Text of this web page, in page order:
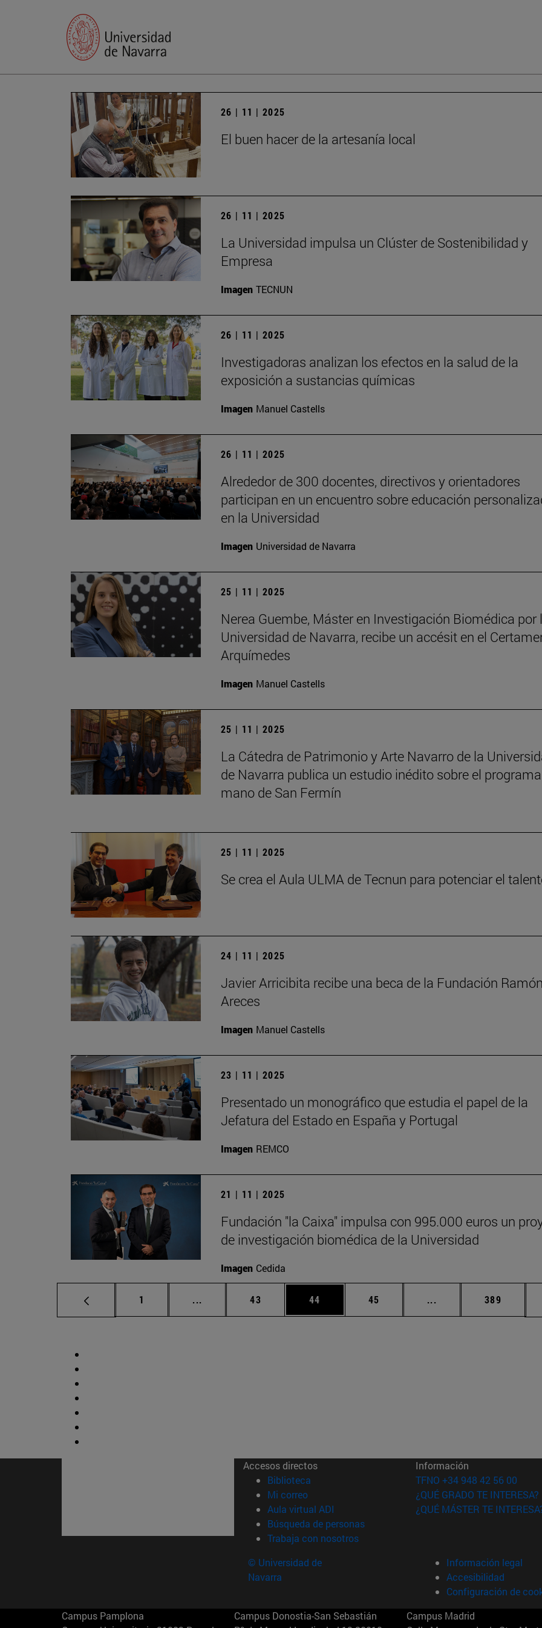
26 | 11 | 2025
El buen hacer de la artesanía local
26 | 11 | 2025
La Universidad impulsa un Clúster de Sostenibilidad y
Empresa
Imagen TECNUN
26 | 11 | 2025
Investigadoras analizan los efectos en la salud de la
exposición a sustancias químicas
Imagen Manuel Castells
26 | 11 | 2025
Alrededor de 300 docentes, directivos y orientadores
participan en un encuentro sobre educación
en la Universidad
Imagen Universidad de Navarra
25 | 11 | 2025
Nerea Guembe, Máster en Investigación Biomédica por
Universidad de Navarra, recibe un accésit en el
Arquímedes
Imagen Manuel Castells
25 | 11 | 2025
La Cátedra de Patrimonio y Arte Navarro de la
de Navarra publica un estudio inédito sobre el
mano de San Fermín
25 | 11 | 2025
Se crea el Aula ULMA de Tecnun para potenciar el
24 | 11 | 2025
Javier Arricibita recibe una beca de la Fundación
Areces
Imagen Manuel Castells
23 | 11 | 2025
Presentado un monográfico que estudia el papel de la
Jefatura del Estado en España y Portugal
Imagen REMCO
21 | 11 | 2025
Fundación "la Caixa" impulsa con 995.000 euros un
de investigación biomédica de la Universidad
Imagen Cedida
Página
1 ... Páginas intermedias Use TAB para desplazarse.
Página
43 Página
44 Página
45 ... Páginas intermedias
Página
389
Accesos directos
Biblioteca (abre en nueva ventana)
Mi correo(abre en nueva ventana)
Aula virtual ADI (abre en nueva ventana)
Búsqueda de personas(abre en nueva ventana)
Trabaja con nosotros(abre en nueva ventana)
Información
TFNO +34 948 42 56 00
¿QUÉ GRADO TE INTERESA?
¿QUÉ MÁSTER TE
© Universidad de
Navarra
Información legal
Accesibilidad
Configuración de
Campus Pamplona
Campus Donostia-San Sebastián
Campus Madrid